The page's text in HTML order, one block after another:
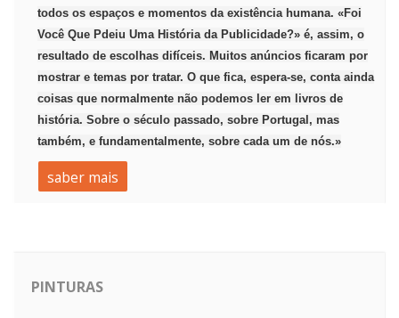
todos os espaços e momentos da existência humana. «Foi
Você Que Pdeiu Uma História da Publicidade?» é, assim, o
resultado de escolhas difíceis. Muitos anúncios ficaram por
mostrar e temas por tratar. O que fica, espera-se, conta ainda
coisas que normalmente não podemos ler em livros de
história. Sobre o século passado, sobre Portugal, mas
também, e fundamentalmente, sobre cada um de nós.»
saber mais
PINTURAS